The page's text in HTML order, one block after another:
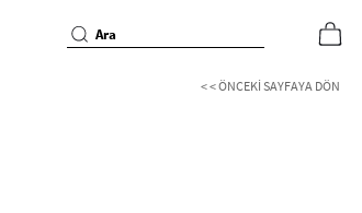
< < ÖNCEKI SAYFAYA DÖN